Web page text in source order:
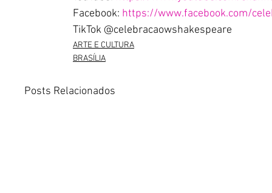
Facebook: https://www.facebook.com/
TikTok @celebracaowshakespeare
ARTE E CULTURA
BRASÍLIA
Posts Relacionados